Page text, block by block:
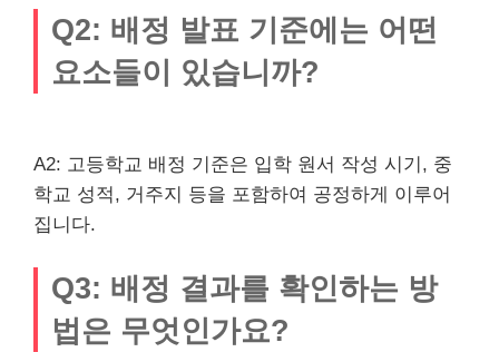
Q2: 배정 발표 기준에는 어떤
요소들이 있습니까?
A2: 고등학교 배정 기준은 입학 원서 작성 시기, 중
학교 성적, 거주지 등을 포함하여 공정하게 이루어
집니다.
Q3: 배정 결과를 확인하는 방
법은 무엇인가요?